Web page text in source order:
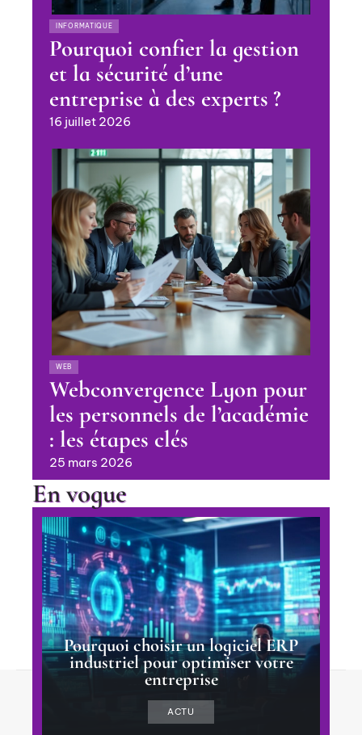
INFORMATIQUE
Pourquoi confier la gestion
et la sécurité d’une
entreprise à des experts ?
16 juillet 2026
WEB
Webconvergence Lyon pour
les personnels de l’académie
: les étapes clés
25 mars 2026
En vogue
Pourquoi choisir un logiciel ERP
industriel pour optimiser votre
entreprise
ACTU
© 2025 | transtec.fr
Mentions Légales